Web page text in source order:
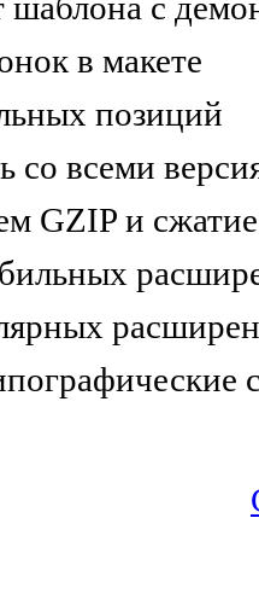
в макете
позиций
со всеми
GZIP и